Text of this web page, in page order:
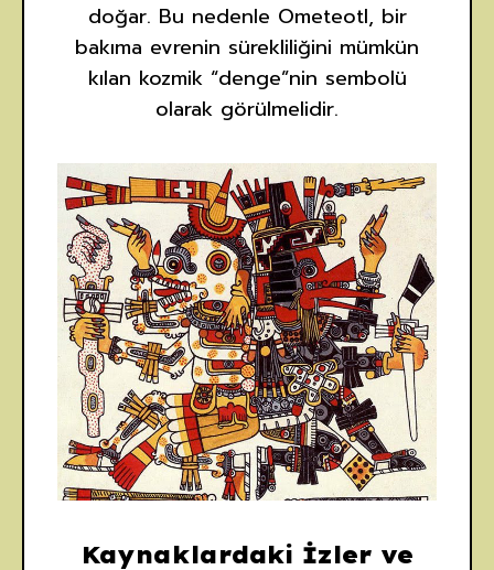
doğar. Bu nedenle Ometeotl, bir
bakıma evrenin sürekliliğini mümkün
kılan kozmik “denge”nin sembolü
olarak görülmelidir.
Kaynaklardaki İzler ve